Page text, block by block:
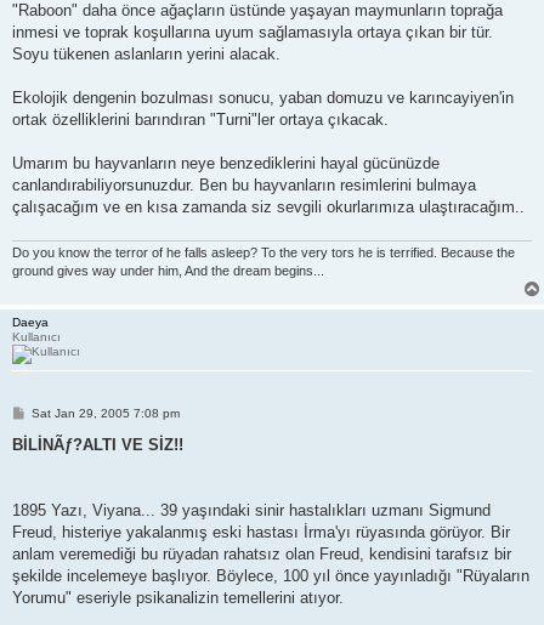
"Raboon" daha önce ağaçların üstünde yaşayan maymunların toprağa
inmesi ve toprak koşullarına uyum sağlamasıyla ortaya çıkan bir tür.
Soyu tükenen aslanların yerini alacak.
Ekolojik dengenin bozulması sonucu, yaban domuzu ve karıncayiyen'in
ortak özelliklerini barındıran "Turni"ler ortaya çıkacak.
Umarım bu hayvanların neye benzediklerini hayal gücünüzde
canlandırabiliyorsunuzdur. Ben bu hayvanların resimlerini bulmaya
çalışacağım ve en kısa zamanda siz sevgili okurlarımıza ulaştıracağım..
Do you know the terror of he falls asleep? To the very tors he is terrified. Because the
ground gives way under him, And the dream begins...
Daeya
Kullanıcı
P
s
Sat Jan 29, 2005 7:08 pm
BİLİNÃƒ?ALTI VE SİZ!!
1895 Yazı, Viyana... 39 yaşındaki sinir hastalıkları uzmanı Sigmund
Freud, histeriye yakalanmış eski hastası İrma'yı rüyasında görüyor. Bir
anlam veremediği bu rüyadan rahatsız olan Freud, kendisini tarafsız bir
şekilde incelemeye başlıyor. Böylece, 100 yıl önce yayınladığı "Rüyaların
Yorumu" eseriyle psikanalizin temellerini atıyor.